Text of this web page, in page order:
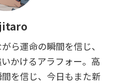
ら運命の瞬間を信じ、
かけるアラフォー。高
を信じ、今日もまた新